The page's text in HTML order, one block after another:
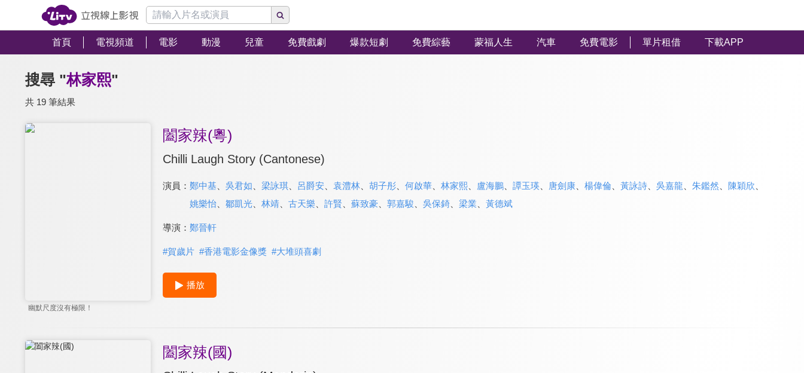
首頁 電視頻道 電影 動漫 兒童 免費戲劇 爆款短劇 免費綜藝 蒙福人生 汽車 免費電影 單片租借 下載APP
搜尋 "林家熙"
共 19 筆結果
幽默尺度沒有極限！
闔家辣(粵)
Chilli Laugh Story (Cantonese)
演員： 鄭中基 吳君如 梁詠琪、 呂爵安 袁澧林、 胡子彤、 何啟華、 林家熙、 盧海鵬、 譚玉瑛、 唐劍康、 楊偉倫、 黃詠詩、 吳嘉龍 朱鑑然 陳穎欣
姚樂怡、 鄒凱光、 林靖、 古天樂 許賢 蘇致豪 郭嘉駿 吳保錡、 梁業 黃德斌
導演： 鄭晉軒
#賀歲片 #香港電影金像獎 #大堆頭喜劇
播放
闔家辣(國)